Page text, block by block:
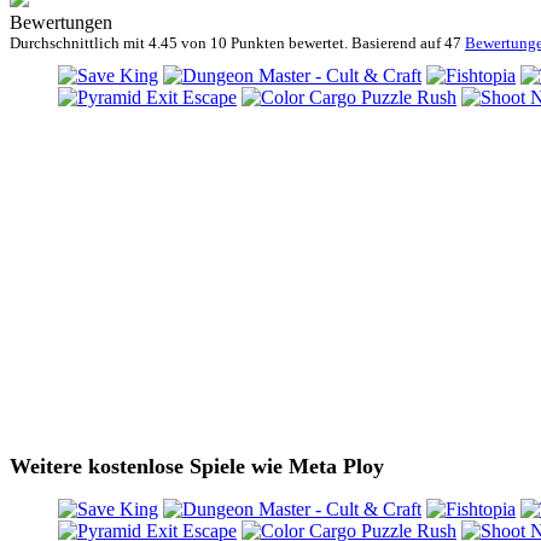
Bewertungen
Durchschnittlich mit 4.45 von 10 Punkten bewertet. Basierend auf47
Weitere kostenlose Spiele wie Meta Ploy